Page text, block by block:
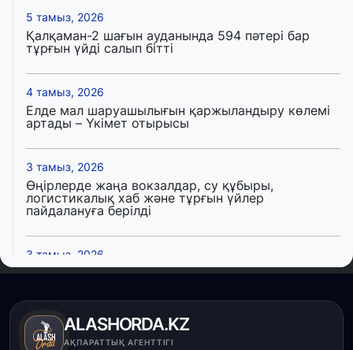
5 тамыз, 2026
Қалқаман-2 шағын ауданында 594 пәтері бар
тұрғын үйді салып бітті
4 тамыз, 2026
Елде мал шаруашылығын қаржыландыру көлемі
артады – Үкімет отырысы
3 тамыз, 2026
Өңірлерде жаңа вокзалдар, су құбыры,
логистикалық хаб және тұрғын үйлер
пайдалануға берілді
3 тамыз, 2026
Қызылордада 300 орындық аурухана,
салынып жатыр
1 тамыз, 2026
ALASHORDA.KZ
АҚПАРАТТЫҚ АГЕНТТІГІ